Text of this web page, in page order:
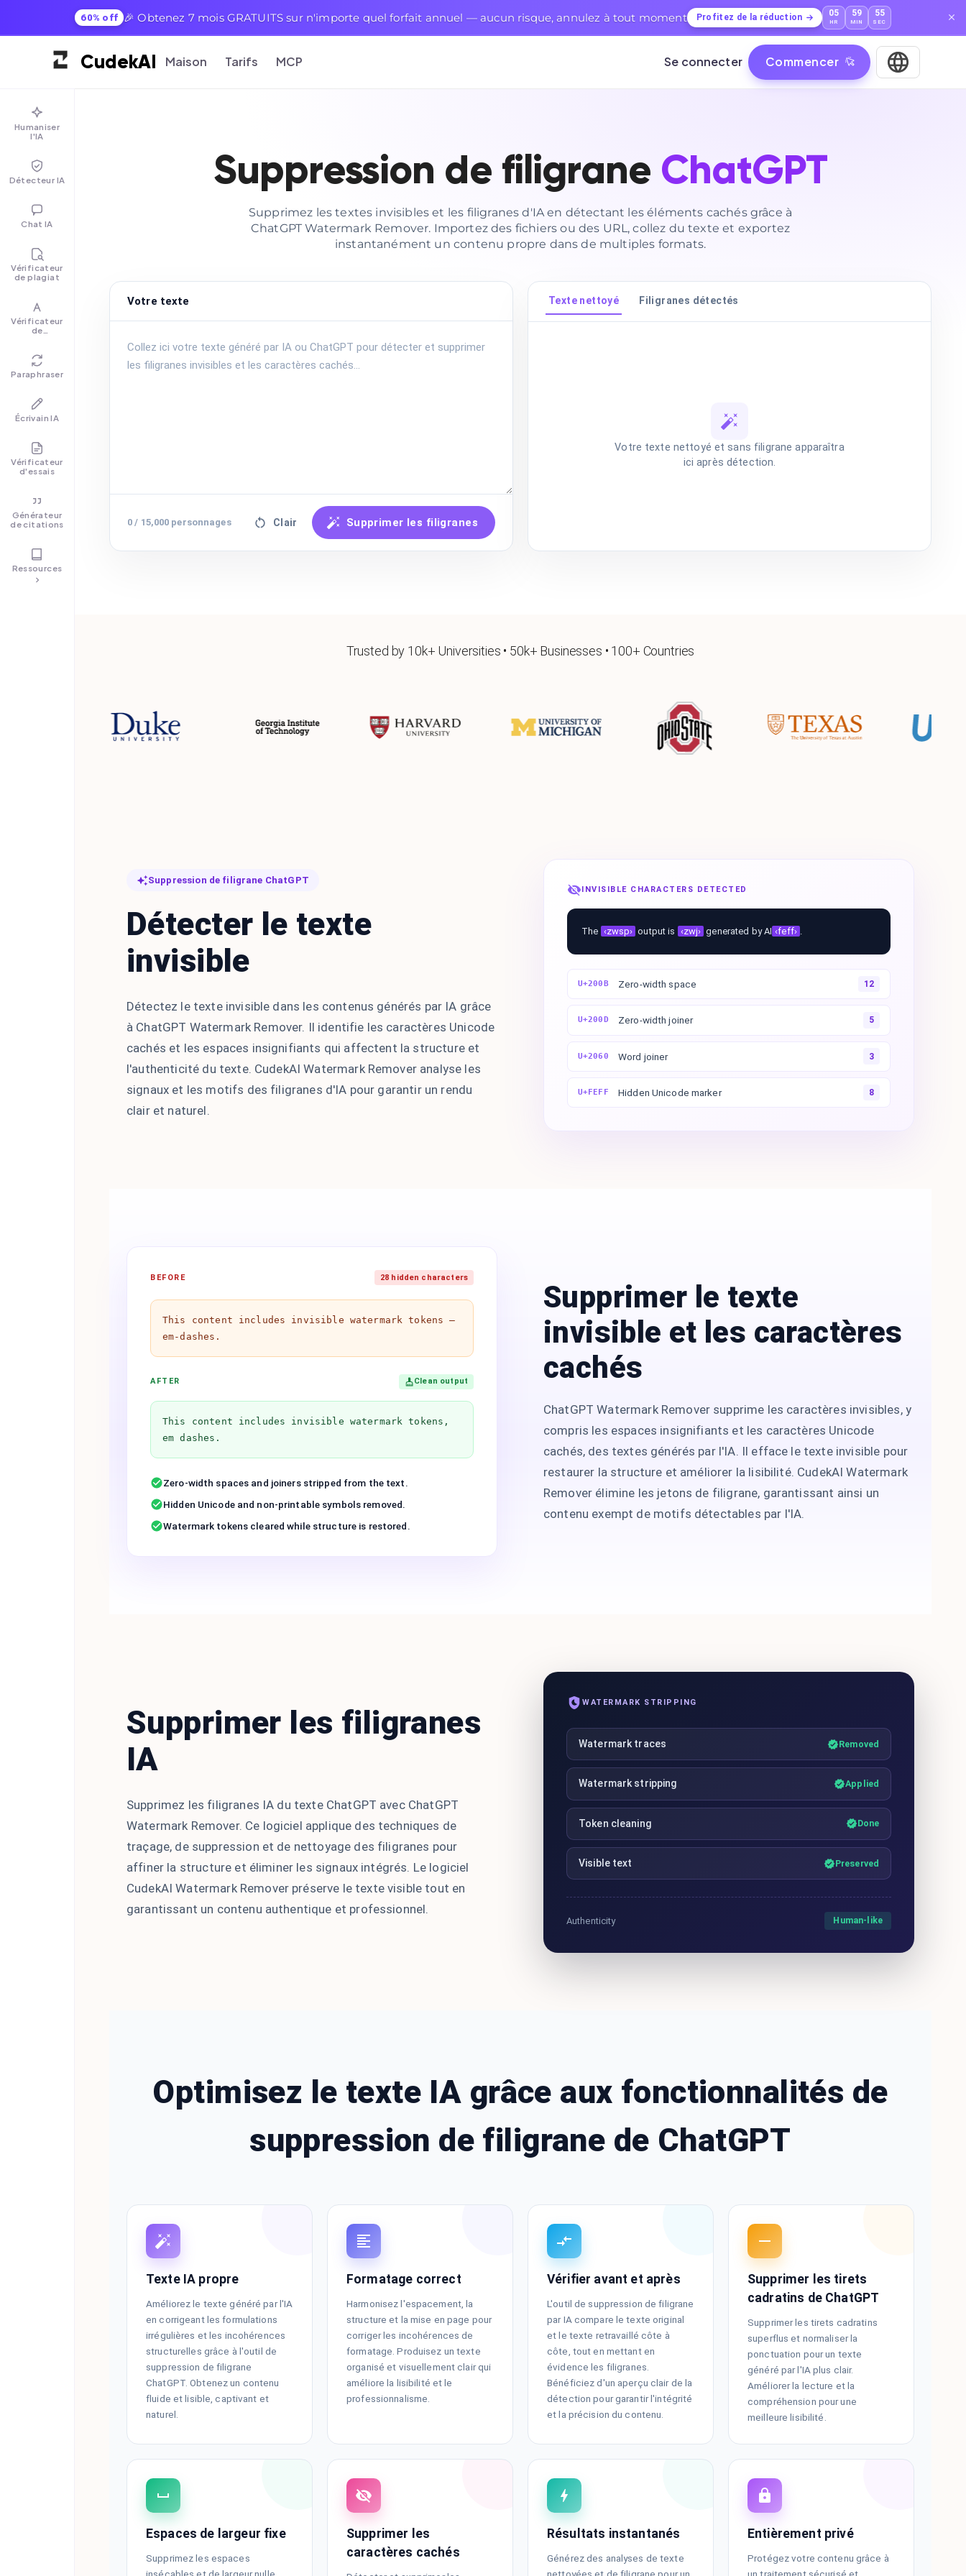
60% off 🎉 Obtenez 7 mois GRATUITS sur n'importe quel forfait annuel — aucun risque, annulez à tout moment Profitez de la réduction 05
HR
59
MIN
54
SEC
CudekAI Maison Tarifs MCP Se connecter Commencer
Humaniser
l'IA
Détecteur IA
Chat IA
Vérificateur
de plagiat
Vérificateur
de
Paraphraser
Écrivain IA
Vérificateur
d'essais
Générateur
de citations
Ressources
Suppression de filigrane ChatGPT
Supprimez les textes invisibles et les filigranes d'IA en détectant les éléments cachés grâce à
ChatGPT Watermark Remover. Importez des fichiers ou des URL, collez du texte et exportez
instantanément un contenu propre dans de multiples formats.
Votre texte
0 / 15,000 personnages Clair Supprimer les filigranes
Texte nettoyé Filigranes détectés
Votre texte nettoyé et sans filigrane apparaîtra
ici après détection.
Trusted by 10k+ Universities • 50k+ Businesses • 100+ Countries
Suppression de filigrane ChatGPT
Détecter le texte
invisible
Détectez le texte invisible dans les contenus générés par IA grâce
à ChatGPT Watermark Remover. Il identifie les caractères Unicode
cachés et les espaces insignifiants qui affectent la structure et
l'authenticité du texte. CudekAI Watermark Remover analyse les
signaux et les motifs des filigranes d'IA pour garantir un rendu
clair et naturel.
INVISIBLE CHARACTERS DETECTED
The ‹zwsp› output is ‹zwj› generated by AI ‹feff›
U+200B Zero-width space 12
U+200D Zero-width joiner 5
U+2060 Word joiner 3
U+FEFF Hidden Unicode marker 8
BEFORE 28 hidden characters
Th​is co​ntent in​cludes in​visible wa​termark to​kens —
em-dashes.
AFTER Clean output
This content includes invisible watermark tokens,
em dashes.
Zero-width spaces and joiners stripped from the text.
Hidden Unicode and non-printable symbols removed.
Watermark tokens cleared while structure is restored.
Supprimer le texte
invisible et les caractères
cachés
ChatGPT Watermark Remover supprime les caractères invisibles, y
compris les espaces insignifiants et les caractères Unicode
cachés, des textes générés par l'IA. Il efface le texte invisible pour
restaurer la structure et améliorer la lisibilité. CudekAI Watermark
Remover élimine les jetons de filigrane, garantissant ainsi un
contenu exempt de motifs détectables par l'IA.
Supprimer les filigranes
IA
Supprimez les filigranes IA du texte ChatGPT avec ChatGPT
Watermark Remover. Ce logiciel applique des techniques de
traçage, de suppression et de nettoyage des filigranes pour
affiner la structure et éliminer les signaux intégrés. Le logiciel
CudekAI Watermark Remover préserve le texte visible tout en
garantissant un contenu authentique et professionnel.
WATERMARK STRIPPING
Watermark traces Removed
Watermark stripping Applied
Token cleaning Done
Visible text Preserved
Authenticity Human-like
Optimisez le texte IA grâce aux fonctionnalités de
suppression de filigrane de ChatGPT
Texte IA propre
Améliorez le texte généré par l'IA
en corrigeant les formulations
irrégulières et les incohérences
structurelles grâce à l'outil de
suppression de filigrane
ChatGPT. Obtenez un contenu
fluide et lisible, captivant et
naturel.
Formatage correct
Harmonisez l'espacement, la
structure et la mise en page pour
corriger les incohérences de
formatage. Produisez un texte
organisé et visuellement clair qui
améliore la lisibilité et le
professionnalisme.
Vérifier avant et après
L'outil de suppression de filigrane
par IA compare le texte original
et le texte retravaillé côte à
côte, tout en mettant en
évidence les filigranes.
Bénéficiez d'un aperçu clair de la
détection pour garantir l'intégrité
et la précision du contenu.
Supprimer les tirets
cadratins de ChatGPT
Supprimer les tirets cadratins
superflus et normaliser la
ponctuation pour un texte
généré par l'IA plus clair.
Améliorer la lecture et la
compréhension pour une
meilleure lisibilité.
Espaces de largeur fixe
Supprimez les espaces
insécables et de largeur nulle
Supprimer les
caractères cachés
Résultats instantanés
Générez des analyses de texte
nettoyées et de filigrane pour un
Entièrement privé
Protégez votre contenu grâce à
un traitement sécurisé et